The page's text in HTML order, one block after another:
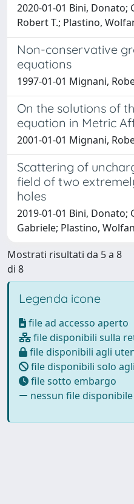
2020-01-01 Bini, Donato;
Robert T.; Plastino,
Non-conservative
equations
1997-01-01 Mignani,
On the solutions of
equation in Metric
2001-01-01 Mignani,
Scattering of
field of two
holes
2019-01-01 Bini, Donato;
Gabriele; Plastino,
Mostrati risultati da 5 a 8
di 8
Legenda icone
file ad accesso aperto
file disponibili sulla
file disponibili agli
file disponibili solo
file sotto embargo
nessun file disponibile